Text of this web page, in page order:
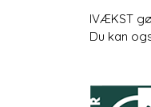
IVÆKST
Du kan